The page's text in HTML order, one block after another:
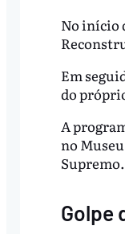
No início
Em
do
A
no
Supremo.
Golpe